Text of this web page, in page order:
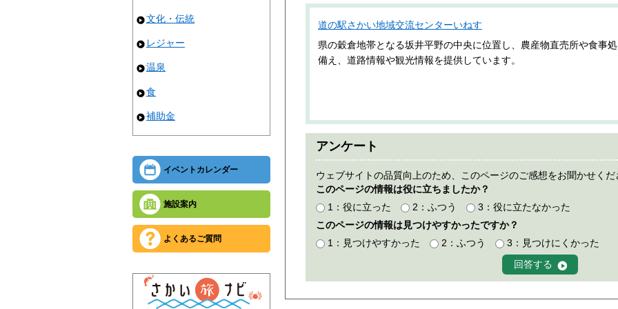
文化・伝統
レジャー
温泉
食
補助金
イベントカレンダー
施設案内
よくあるご質問
道の駅さかい地域交流センターいねす
県の穀倉地帯となる坂井平野の中央に位置し、農産物直売所や食事
備え、道路情報や観光情報を提供しています。
アンケート
ウェブサイトの品質向上のため、このページのご感想をお聞かせくだ
このページの情報は役に立ちましたか？
1：役に立った
2：ふつう
3：役に立たなかった
このページの情報は見つけやすかったですか？
1：見つけやすかった
2：ふつう 3：見つけにくかった